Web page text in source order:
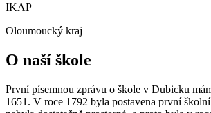
IKAP
Oloumoucký kraj
O naší škole
První písemnou zprávu o škole v Dubicku
1651. V roce 1792 byla postavena první